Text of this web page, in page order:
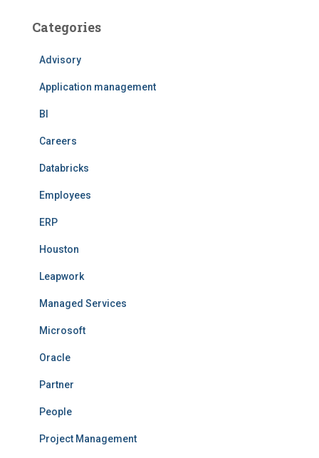
Categories
Advisory
Application management
BI
Careers
Databricks
Employees
ERP
Houston
Leapwork
Managed Services
Microsoft
Oracle
Partner
People
Project Management